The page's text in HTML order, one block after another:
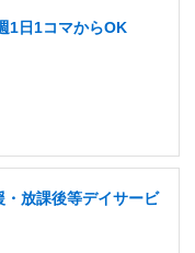
1日1コマからOK
・放課後等デイサービ